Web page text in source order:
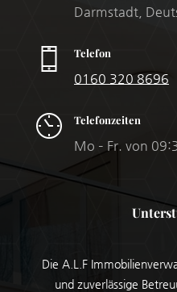
Darmstadt,
Telefon
0160 320 8696
Telefonzeiten
Mo – Fr. von
Die A.L.F
und zuverlässige